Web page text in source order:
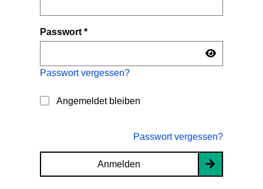
Passwort*
Passwort vergessen?
Angemeldet bleiben
Passwort vergessen?
Anmelden